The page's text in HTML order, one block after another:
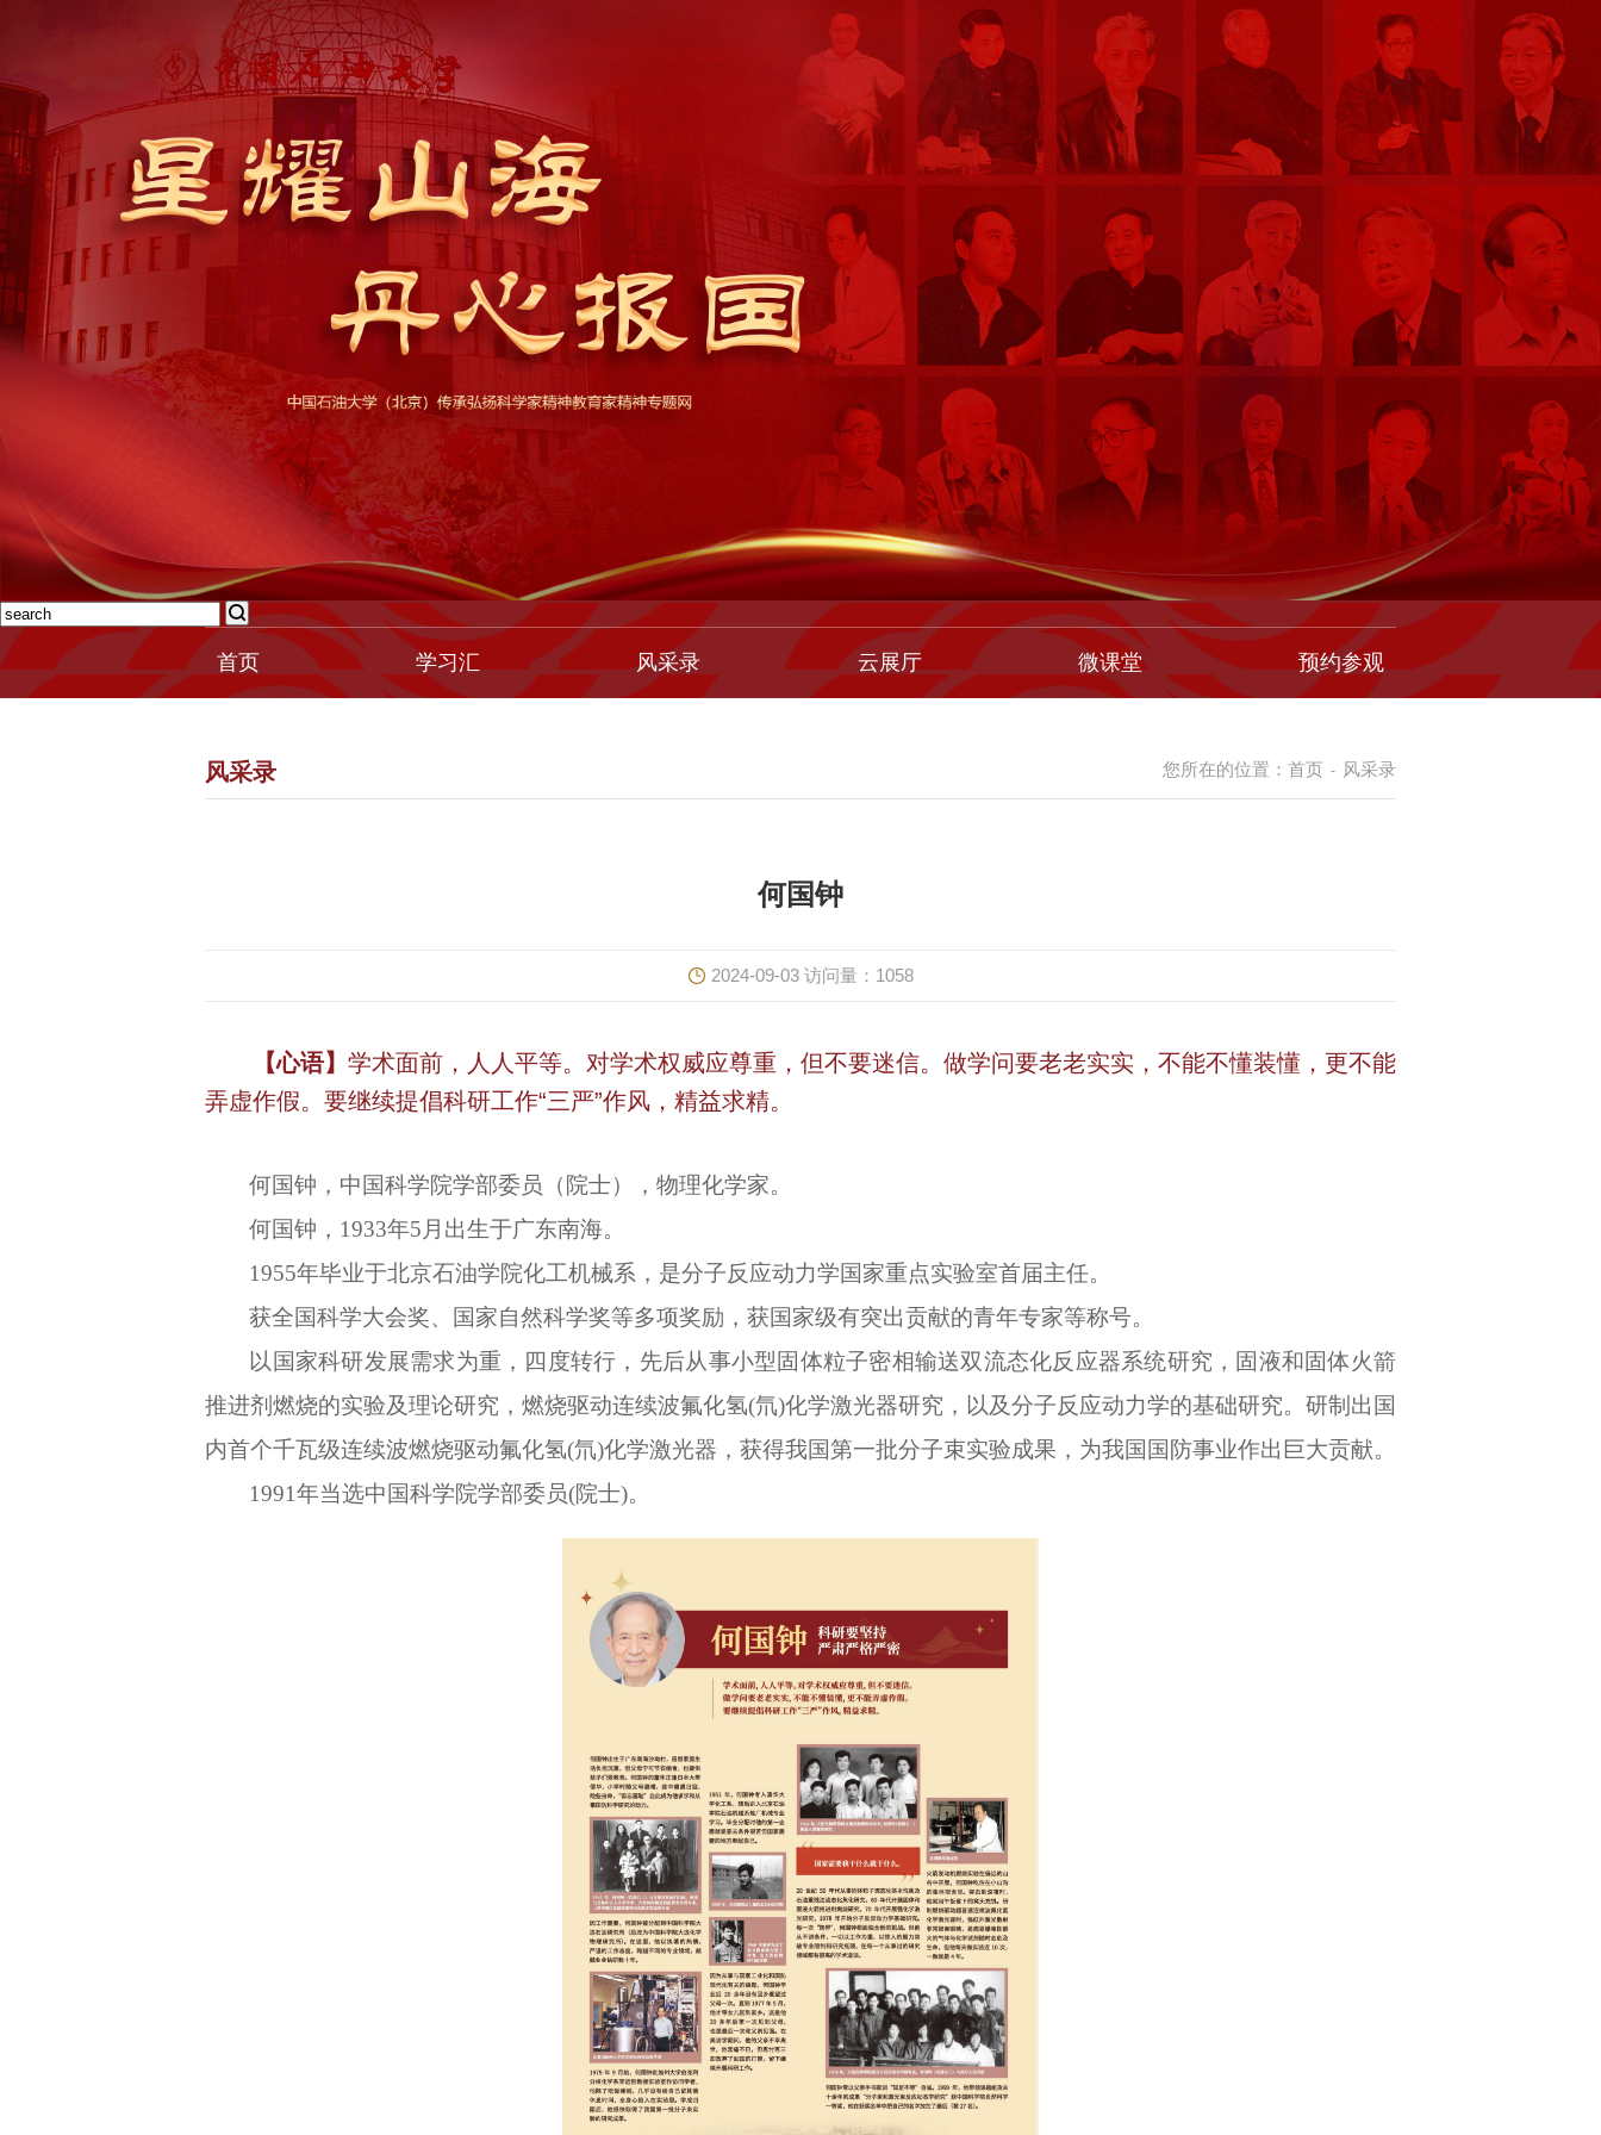
首页 学习汇 风采录 云展厅 微课堂 预约参观
您所在的位置： 首页 - 风采录
风采录
何国钟
2024-09-03 访问量： 1058
【心语】 学术面前，人人平等。对学术权威应尊重，但不要迷信。做学问要老老实实，不能不懂装懂，更不能
弄虚作假。要继续提倡科研工作“三严”作风，精益求精。
何国钟，中国科学院学部委员（院士），物理化学家。
何国钟，1933年5月出生于广东南海。
1955年毕业于北京石油学院化工机械系，是分子反应动力学国家重点实验室首届主任。
获全国科学大会奖、国家自然科学奖等多项奖励，获国家级有突出贡献的青年专家等称号。
以国家科研发展需求为重，四度转行，先后从事小型固体粒子密相输送双流态化反应器系统研究，固液和固体火箭
推进剂燃烧的实验及理论研究，燃烧驱动连续波氟化氢(氘)化学激光器研究，以及分子反应动力学的基础研究。研制出国
内首个千瓦级连续波燃烧驱动氟化氢(氘)化学激光器，获得我国第一批分子束实验成果，为我国国防事业作出巨大贡献。
1991年当选中国科学院学部委员(院士)。